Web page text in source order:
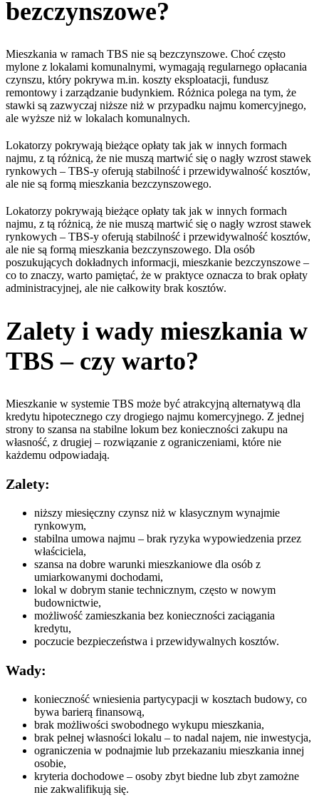
bezczynszowe?
Mieszkania w ramach TBS nie są bezczynszowe. Choć często
mylone z lokalami komunalnymi, wymagają regularnego opłacania
czynszu, który pokrywa m.in. koszty eksploatacji, fundusz
remontowy i zarządzanie budynkiem. Różnica polega na tym, że
stawki są zazwyczaj niższe niż w przypadku najmu komercyjnego,
ale wyższe niż w lokalach komunalnych.
Lokatorzy pokrywają bieżące opłaty tak jak w innych formach
najmu, z tą różnicą, że nie muszą martwić się o nagły wzrost stawek
rynkowych – TBS-y oferują stabilność i przewidywalność kosztów,
ale nie są formą mieszkania bezczynszowego.
Lokatorzy pokrywają bieżące opłaty tak jak w innych formach
najmu, z tą różnicą, że nie muszą martwić się o nagły wzrost stawek
rynkowych – TBS-y oferują stabilność i przewidywalność kosztów,
ale nie są formą mieszkania bezczynszowego. Dla osób
poszukujących dokładnych informacji, mieszkanie bezczynszowe –
co to znaczy, warto pamiętać, że w praktyce oznacza to brak opłaty
administracyjnej, ale nie całkowity brak kosztów.
Zalety i wady mieszkania w
TBS – czy warto?
Mieszkanie w systemie TBS może być atrakcyjną alternatywą dla
kredytu hipotecznego czy drogiego najmu komercyjnego. Z jednej
strony to szansa na stabilne lokum bez konieczności zakupu na
własność, z drugiej – rozwiązanie z ograniczeniami, które nie
każdemu odpowiadają.
Zalety:
niższy miesięczny czynsz niż w klasycznym wynajmie
rynkowym,
stabilna umowa najmu – brak ryzyka wypowiedzenia przez
właściciela,
szansa na dobre warunki mieszkaniowe dla osób z
umiarkowanymi dochodami,
lokal w dobrym stanie technicznym, często w nowym
budownictwie,
możliwość zamieszkania bez konieczności zaciągania
kredytu,
poczucie bezpieczeństwa i przewidywalnych kosztów.
Wady:
konieczność wniesienia partycypacji w kosztach budowy, co
bywa barierą finansową,
brak możliwości swobodnego wykupu mieszkania,
brak pełnej własności lokalu – to nadal najem, nie inwestycja,
ograniczenia w podnajmie lub przekazaniu mieszkania innej
osobie,
kryteria dochodowe – osoby zbyt biedne lub zbyt zamożne
nie zakwalifikują się.